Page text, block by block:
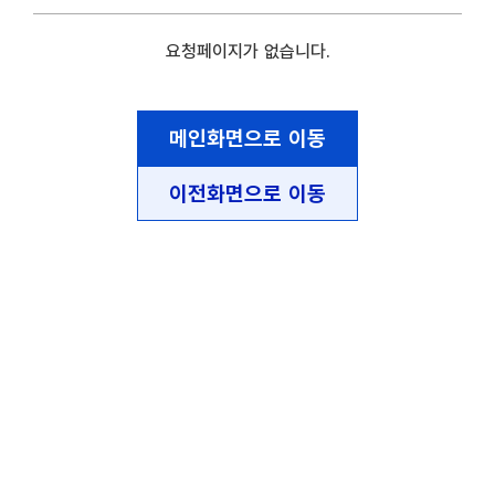
요청페이지가 없습니다.
메인화면으로 이동
이전화면으로 이동